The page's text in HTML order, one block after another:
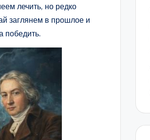
лечить, но редко
заглянем в прошлое и
победить.